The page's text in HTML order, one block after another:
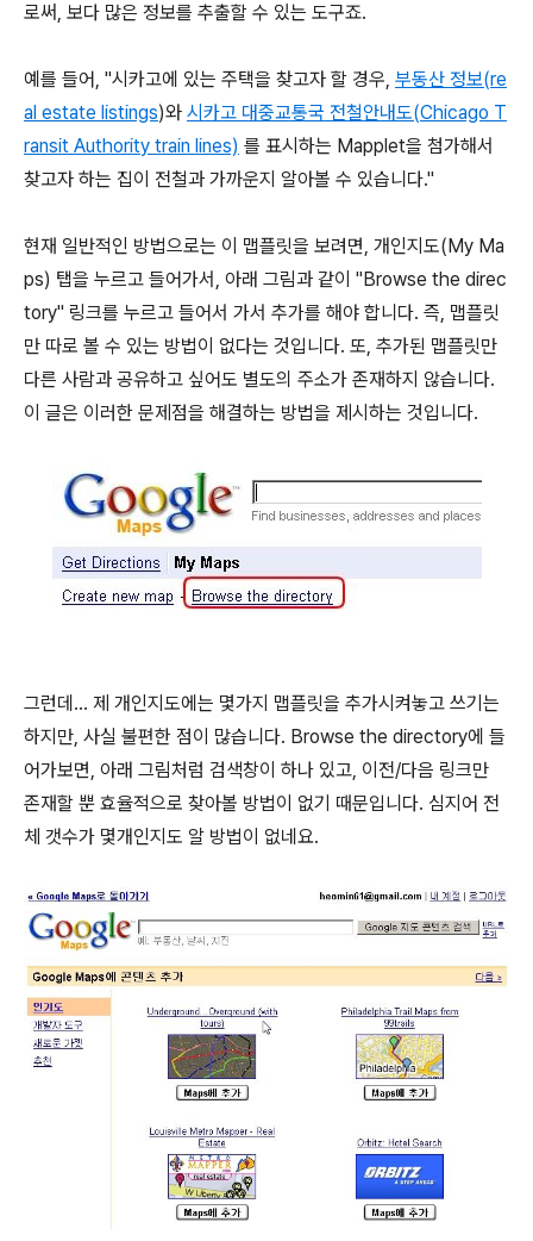
로써, 보다 많은 정보를 추출할 수 있는 도구죠.
예를 들어, "시카고에 있는 주택을 찾고자 할 경우, 부동산 정보(re
al estate listings)와 시카고 대중교통국 전철안내도(Chicago T
ransit Authority train lines) 를 표시하는 Mapplet을 첨가해서
찾고자 하는 집이 전철과 가까운지 알아볼 수 있습니다."
현재 일반적인 방법으로는 이 맵플릿을 보려면, 개인지도(My Ma
ps) 탭을 누르고 들어가서, 아래 그림과 같이 "Browse the direc
tory" 링크를 누르고 들어서 가서 추가를 해야 합니다. 즉, 맵플릿
만 따로 볼 수 있는 방법이 없다는 것입니다. 또, 추가된 맵플릿만
다른 사람과 공유하고 싶어도 별도의 주소가 존재하지 않습니다.
이 글은 이러한 문제점을 해결하는 방법을 제시하는 것입니다.
그런데... 제 개인지도에는 몇가지 맵플릿을 추가시켜놓고 쓰기는
하지만, 사실 불편한 점이 많습니다. Browse the directory에 들
어가보면, 아래 그림처럼 검색창이 하나 있고, 이전/다음 링크만
존재할 뿐 효율적으로 찾아볼 방법이 없기 때문입니다. 심지어 전
체 갯수가 몇개인지도 알 방법이 없네요.